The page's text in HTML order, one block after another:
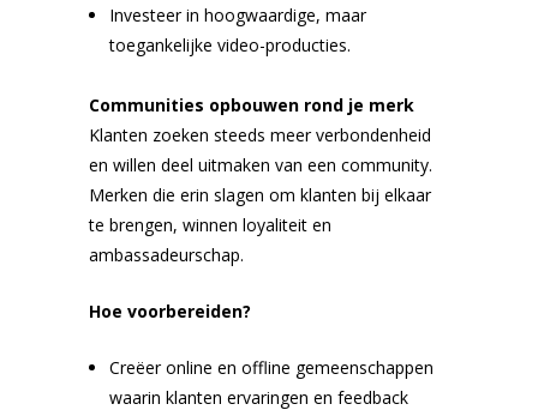
Investeer in hoogwaardige, maar
toegankelijke video-producties.
Communities opbouwen rond je merk
Klanten zoeken steeds meer verbondenheid
en willen deel uitmaken van een community.
Merken die erin slagen om klanten bij elkaar
te brengen, winnen loyaliteit en
ambassadeurschap.
Hoe voorbereiden?
Creëer online en offline gemeenschappen
waarin klanten ervaringen en feedback